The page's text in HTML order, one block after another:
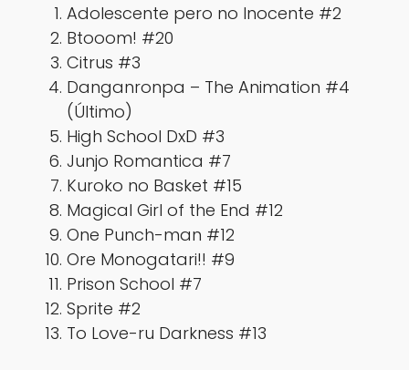
Adolescente pero no Inocente #2
Btooom! #20
Citrus #3
Danganronpa – The Animation #4
(Último)
High School DxD #3
Junjo Romantica #7
Kuroko no Basket #15
Magical Girl of the End #12
One Punch-man #12
Ore Monogatari!! #9
Prison School #7
Sprite #2
To Love-ru Darkness #13